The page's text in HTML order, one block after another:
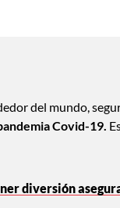
del mundo,
Covid-19.
diversión